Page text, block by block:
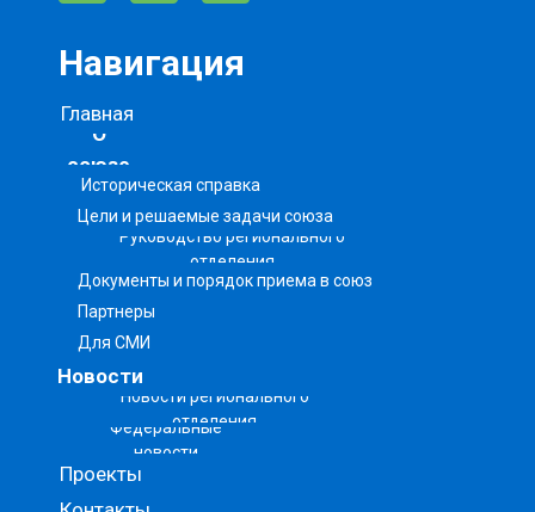
О
союзе
Новости
Проекты
Навигация
Главная
Историческая справка
Цели и решаемые задачи союза
Руководство регионального
отделения
Документы и порядок приема в союз
Партнеры
Для СМИ
Новости регионального
отделения
Федеральные
новости